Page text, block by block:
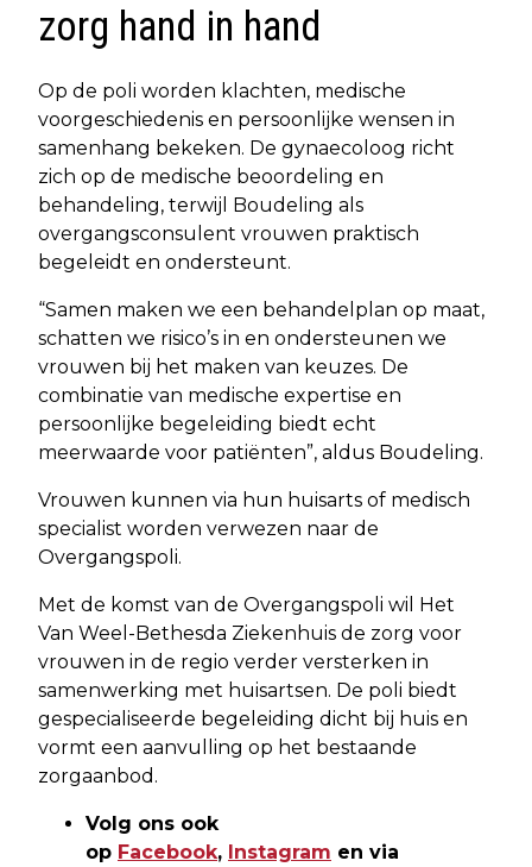
zorg hand in hand
Op de poli worden klachten, medische
voorgeschiedenis en persoonlijke wensen in
samenhang bekeken. De gynaecoloog richt
zich op de medische beoordeling en
behandeling, terwijl Boudeling als
overgangsconsulent vrouwen praktisch
begeleidt en ondersteunt.
“Samen maken we een behandelplan op maat,
schatten we risico’s in en ondersteunen we
vrouwen bij het maken van keuzes. De
combinatie van medische expertise en
persoonlijke begeleiding biedt echt
meerwaarde voor patiënten”, aldus Boudeling.
Vrouwen kunnen via hun huisarts of medisch
specialist worden verwezen naar de
Overgangspoli.
Met de komst van de Overgangspoli wil Het
Van Weel-Bethesda Ziekenhuis de zorg voor
vrouwen in de regio verder versterken in
samenwerking met huisartsen. De poli biedt
gespecialiseerde begeleiding dicht bij huis en
vormt een aanvulling op het bestaande
zorgaanbod.
Volg ons ook
op Facebook, Instagram en via